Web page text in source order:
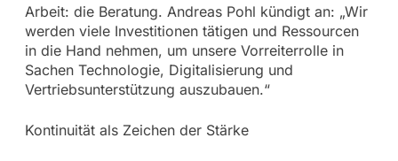
Arbeit: die Beratung. Andreas Pohl kündigt an: „Wir
werden viele Investitionen tätigen und Ressourcen
in die Hand nehmen, um unsere Vorreiterrolle in
Sachen Technologie, Digitalisierung und
Vertriebsunterstützung auszubauen.“
Kontinuität als Zeichen der Stärke